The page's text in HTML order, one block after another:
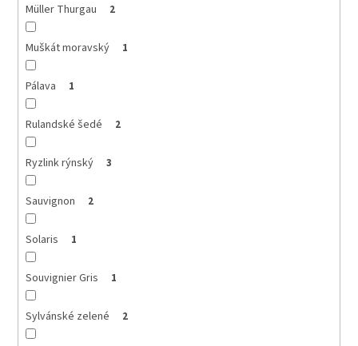
Müller Thurgau 2
Muškát moravský 1
Pálava 1
Rulandské šedé 2
Ryzlink rýnský 3
Sauvignon 2
Solaris 1
Souvignier Gris 1
Sylvánské zelené 2